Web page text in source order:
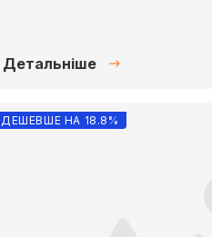
Детальніше
ДЕШЕВШЕ НА 18.8%